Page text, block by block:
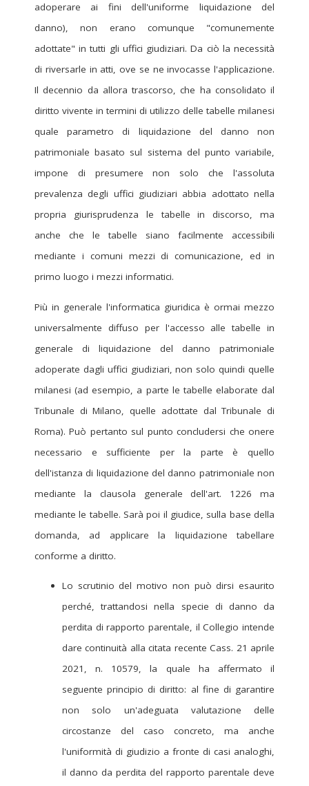
adoperare ai fini dell'uniforme liquidazione del
danno), non erano comunque "comunemente
adottate" in tutti gli uffici giudiziari. Da ciò la necessità
di riversarle in atti, ove se ne invocasse l'applicazione.
Il decennio da allora trascorso, che ha consolidato il
diritto vivente in termini di utilizzo delle tabelle milanesi
quale parametro di liquidazione del danno non
patrimoniale basato sul sistema del punto variabile,
impone di presumere non solo che l'assoluta
prevalenza degli uffici giudiziari abbia adottato nella
propria giurisprudenza le tabelle in discorso, ma
anche che le tabelle siano facilmente accessibili
mediante i comuni mezzi di comunicazione, ed in
primo luogo i mezzi informatici.
Più in generale l'informatica giuridica è ormai mezzo
universalmente diffuso per l'accesso alle tabelle in
generale di liquidazione del danno patrimoniale
adoperate dagli uffici giudiziari, non solo quindi quelle
milanesi (ad esempio, a parte le tabelle elaborate dal
Tribunale di Milano, quelle adottate dal Tribunale di
Roma). Può pertanto sul punto concludersi che onere
necessario e sufficiente per la parte è quello
dell'istanza di liquidazione del danno patrimoniale non
mediante la clausola generale dell'art. 1226 ma
mediante le tabelle. Sarà poi il giudice, sulla base della
domanda, ad applicare la liquidazione tabellare
conforme a diritto.
Lo scrutinio del motivo non può dirsi esaurito
perché, trattandosi nella specie di danno da
perdita di rapporto parentale, il Collegio intende
dare continuità alla citata recente Cass. 21 aprile
2021, n. 10579, la quale ha affermato il
seguente principio di diritto: al fine di garantire
non solo un'adeguata valutazione delle
circostanze del caso concreto, ma anche
l'uniformità di giudizio a fronte di casi analoghi,
il danno da perdita del rapporto parentale deve